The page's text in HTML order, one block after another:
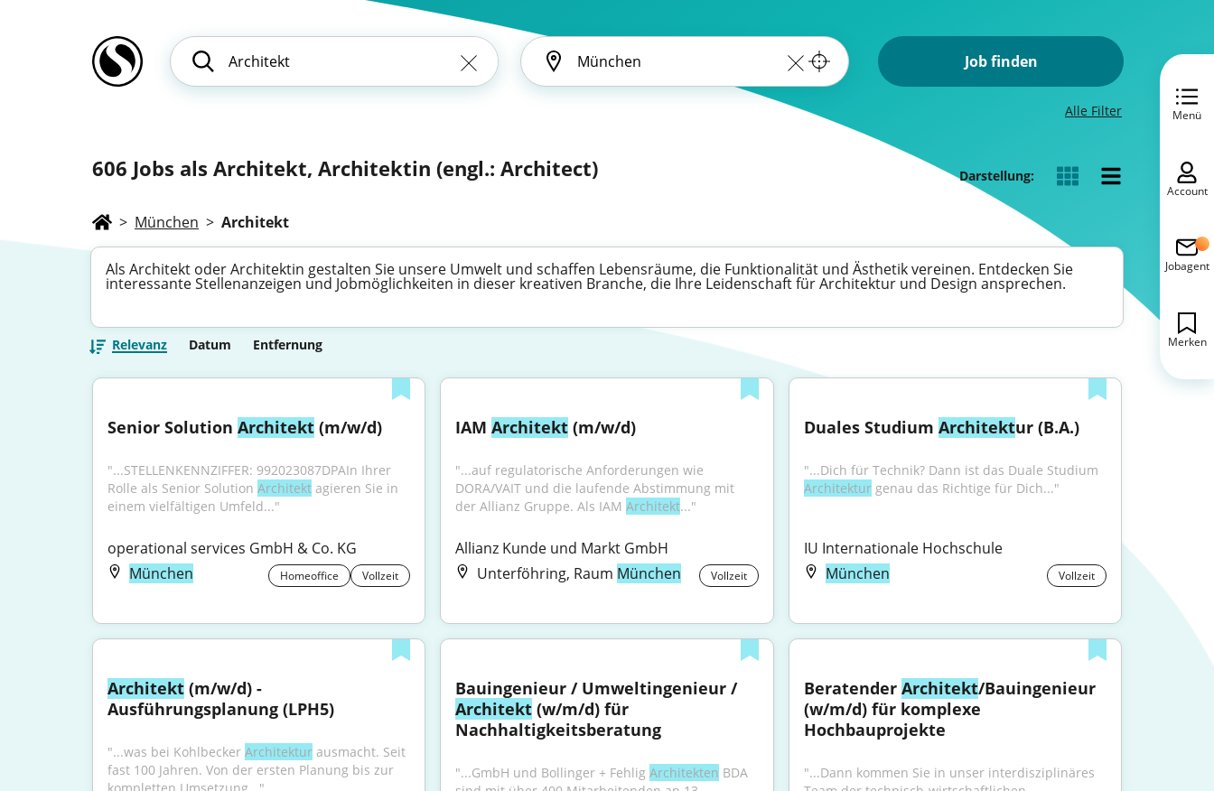
Job finden
Alle Filter
606 Jobs als Architekt, Architektin (engl.: Architect) Darstellung:
> München > Architekt
Als Architekt oder Architektin gestalten Sie unsere Umwelt und schaffen Lebensräume, die Funktionalität und Ästhetik vereinen. Entdecken Sie
interessante Stellenanzeigen und Jobmöglichkeiten in dieser kreativen Branche, die Ihre Leidenschaft für Architektur und Design ansprechen.
Relevanz Datum Entfernung
Senior Solution Architekt (m/w/d)
"...STELLENKENNZIFFER: 992023087DPAIn Ihrer
Rolle als Senior Solution Architekt agieren Sie in
einem vielfältigen Umfeld..."
operational services GmbH & Co. KG
München
Homeoffice Vollzeit
IAM Architekt (m/w/d)
"...auf regulatorische Anforderungen wie
DORA/VAIT und die laufende Abstimmung mit
der Allianz Gruppe. Als IAM Architekt..."
Allianz Kunde und Markt GmbH
Unterföhring, Raum München Vollzeit
Duales Studium Architektur (B.A.)
Architektur genau das Richtige für Dich..."
IU Internationale Hochschule
München
Vollzeit
Architekt (m/w/d) -
Ausführungsplanung (LPH5)
"...was bei Kohlbecker Architektur ausmacht. Seit
fast 100 Jahren. Von der ersten Planung bis zur
Bauingenieur / Umweltingenieur /
Architekt (w/m/d) für
Nachhaltigkeitsberatung
"...GmbH und Bollinger + Fehlig Architekten BDA
Beratender Architekt/Bauingenieur
(w/m/d) für komplexe
Hochbauprojekte
"...Dann kommen Sie in unser interdisziplinäres
Menü
Account
Jobagent
Merken